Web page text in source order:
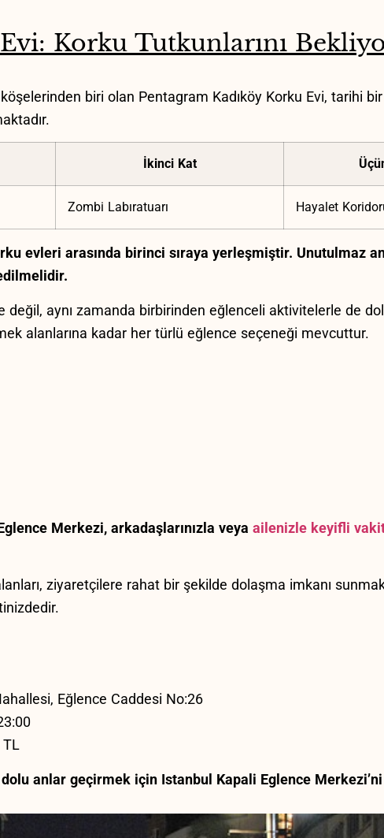
Korku Tutkunlarını
biri olan Pentagram⁣ Kadıköy ‌Korku Evi, tarihi⁤
İkinci⁤ Kat
Zombi Labıratuarı Hayalet
evleri arasında birinci sıraya yerleşmiştir. Unutulmaz
değil, aynı zamanda birbirinden‍ eğlenceli‍ aktivitelerle de
alanlarına kadar her türlü eğlence seçeneği mevcuttur.
Merkezi, arkadaşlarınızla veya‍ ailenizle keyifli
ziyaretçilere rahat bir⁢ şekilde dolaşma imkanı
Eğlence Caddesi No:26
TL
anlar geçirmek için Istanbul Kapali‌ Eglence